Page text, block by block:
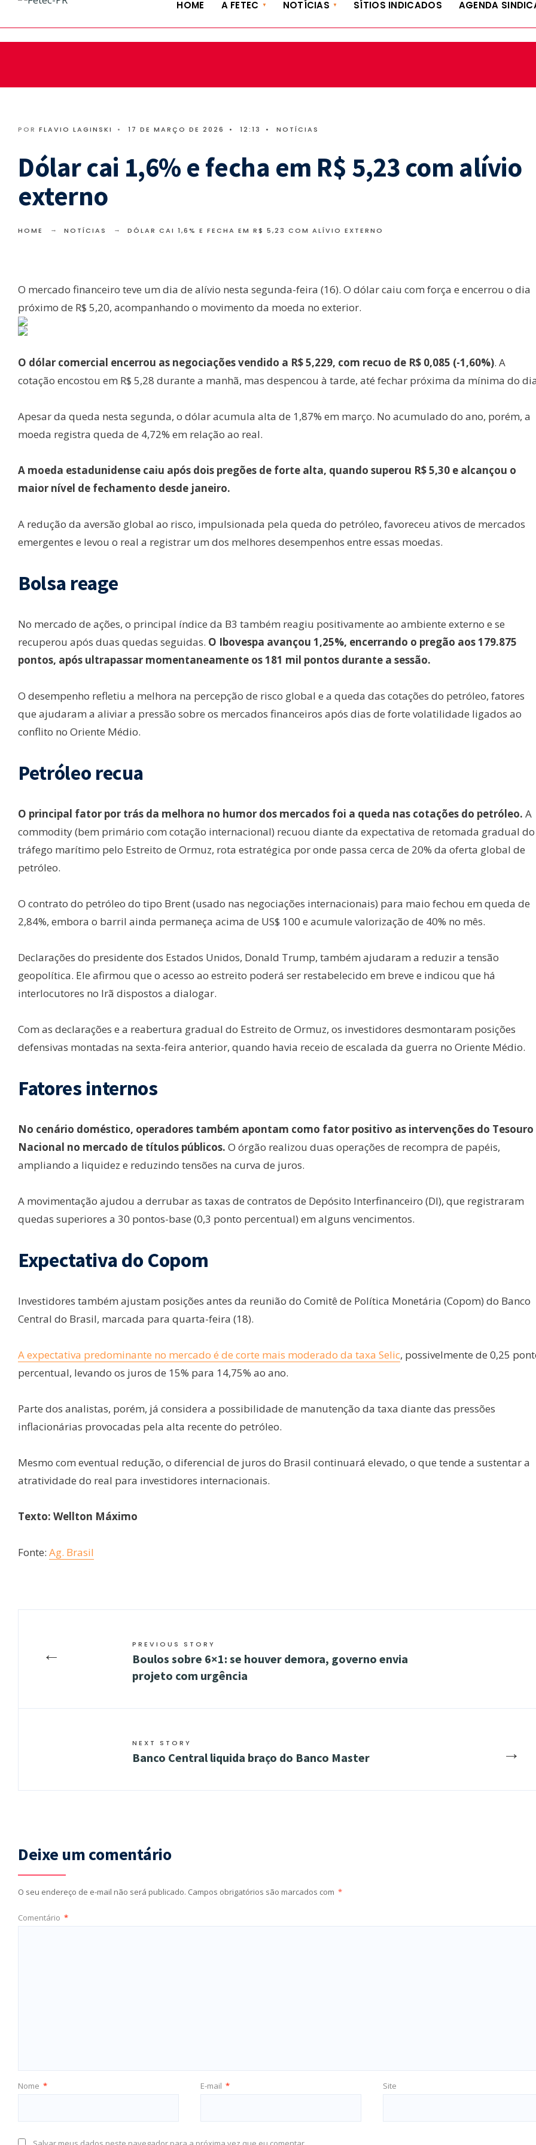
HOME A FETEC NOTÍCIAS SÍTIOS INDICADOS AGENDA
POR FLAVIO LAGINSKI • 17 DE MARÇO DE 2026 • 12:13 • NOTÍCIAS
Dólar cai 1,6% e fecha em R$ 5,23 com alívio
externo
HOME NOTÍCIAS DÓLAR CAI 1,6% E FECHA EM R$ 5,23 COM ALÍVIO EXTERNO
O mercado financeiro teve um dia de alívio nesta segunda-feira (16). O dólar caiu com força e encerrou o dia
próximo de R$ 5,20, acompanhando o movimento da moeda no exterior.
O dólar comercial encerrou as negociações vendido a R$ 5,229, com recuo de R$ 0,085 (-1,60%). A
cotação encostou em R$ 5,28 durante a manhã, mas despencou à tarde, até fechar próxima da mínima do
Apesar da queda nesta segunda, o dólar acumula alta de 1,87% em março. No acumulado do ano, porém, a
moeda registra queda de 4,72% em relação ao real.
A moeda estadunidense caiu após dois pregões de forte alta, quando superou R$ 5,30 e alcançou o
maior nível de fechamento desde janeiro.
A redução da aversão global ao risco, impulsionada pela queda do petróleo, favoreceu ativos de mercados
emergentes e levou o real a registrar um dos melhores desempenhos entre essas moedas.
Bolsa reage
No mercado de ações, o principal índice da B3 também reagiu positivamente ao ambiente externo e se
recuperou após duas quedas seguidas. O Ibovespa avançou 1,25%, encerrando o pregão aos 179.875
pontos, após ultrapassar momentaneamente os 181 mil pontos durante a sessão.
O desempenho refletiu a melhora na percepção de risco global e a queda das cotações do petróleo, fatores
que ajudaram a aliviar a pressão sobre os mercados financeiros após dias de forte volatilidade ligados ao
conflito no Oriente Médio.
Petróleo recua
O principal fator por trás da melhora no humor dos mercados foi a queda nas cotações do petróleo. A
commodity (bem primário com cotação internacional) recuou diante da expectativa de retomada gradual do
tráfego marítimo pelo Estreito de Ormuz, rota estratégica por onde passa cerca de 20% da oferta global de
petróleo.
O contrato do petróleo do tipo Brent (usado nas negociações internacionais) para maio fechou em queda de
2,84%, embora o barril ainda permaneça acima de US$ 100 e acumule valorização de 40% no mês.
Declarações do presidente dos Estados Unidos, Donald Trump, também ajudaram a reduzir a tensão
geopolítica. Ele afirmou que o acesso ao estreito poderá ser restabelecido em breve e indicou que há
interlocutores no Irã dispostos a dialogar.
Com as declarações e a reabertura gradual do Estreito de Ormuz, os investidores desmontaram posições
defensivas montadas na sexta-feira anterior, quando havia receio de escalada da guerra no Oriente Médio.
Fatores internos
No cenário doméstico, operadores também apontam como fator positivo as intervenções do Tesouro
Nacional no mercado de títulos públicos. O órgão realizou duas operações de recompra de papéis,
ampliando a liquidez e reduzindo tensões na curva de juros.
A movimentação ajudou a derrubar as taxas de contratos de Depósito Interfinanceiro (DI), que registraram
quedas superiores a 30 pontos-base (0,3 ponto percentual) em alguns vencimentos.
Expectativa do Copom
Investidores também ajustam posições antes da reunião do Comitê de Política Monetária (Copom) do Banco
Central do Brasil, marcada para quarta-feira (18).
A expectativa predominante no mercado é de corte mais moderado da taxa Selic, possivelmente de 0,25
percentual, levando os juros de 15% para 14,75% ao ano.
Parte dos analistas, porém, já considera a possibilidade de manutenção da taxa diante das pressões
inflacionárias provocadas pela alta recente do petróleo.
Mesmo com eventual redução, o diferencial de juros do Brasil continuará elevado, o que tende a sustentar a
atratividade do real para investidores internacionais.
Texto: Wellton Máximo
Fonte: Ag. Brasil
← PREVIOUS STORY
Boulos sobre 6×1: se houver demora, governo envia
projeto com urgência
→
NEXT STORY
Banco Central liquida braço do Banco Master
Deixe um comentário
O seu endereço de e-mail não será publicado. Campos obrigatórios são marcados com *
Comentário *
Nome * E-mail * Site